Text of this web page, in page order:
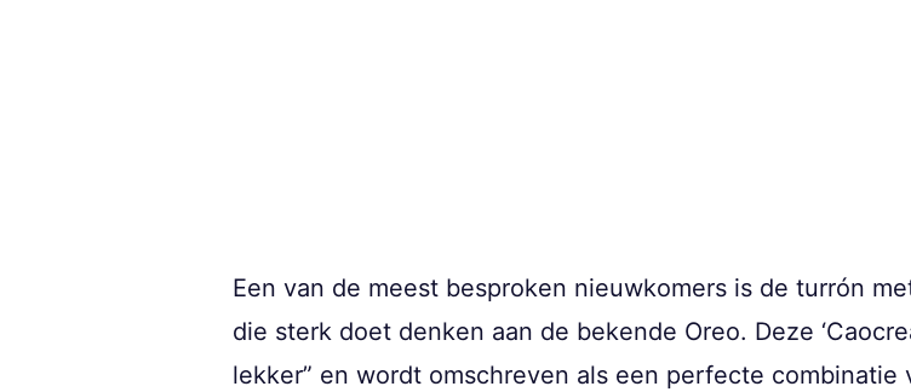
Een van de meest besproken nieuwkomers is de turrón
die sterk doet denken aan de bekende Oreo. Deze
lekker” en wordt omschreven als een perfecte